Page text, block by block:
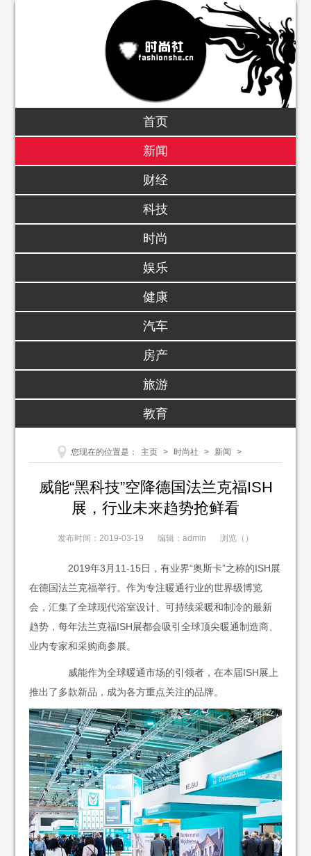
首页
新闻
财经
科技
时尚
娱乐
健康
汽车
房产
旅游
教育
您现在的位置是： 主页 > 时尚社 > 新闻 >
威能“黑科技”空降德国法兰克福ISH
展，行业未来趋势抢鲜看
发布时间：2019-03-19 编辑：admin 浏览（ ）
2019年3月11-15日，有业界“奥斯卡”之称的ISH展
在德国法兰克福举行。作为专注暖通行业的世界级博览
会，汇集了全球现代浴室设计、可持续采暖和制冷的最新
趋势，每年法兰克福ISH展都会吸引全球顶尖暖通制造商、
业内专家和采购商参展。
威能作为全球暖通市场的引领者，在本届ISH展上
推出了多款新品，成为各方重点关注的品牌。